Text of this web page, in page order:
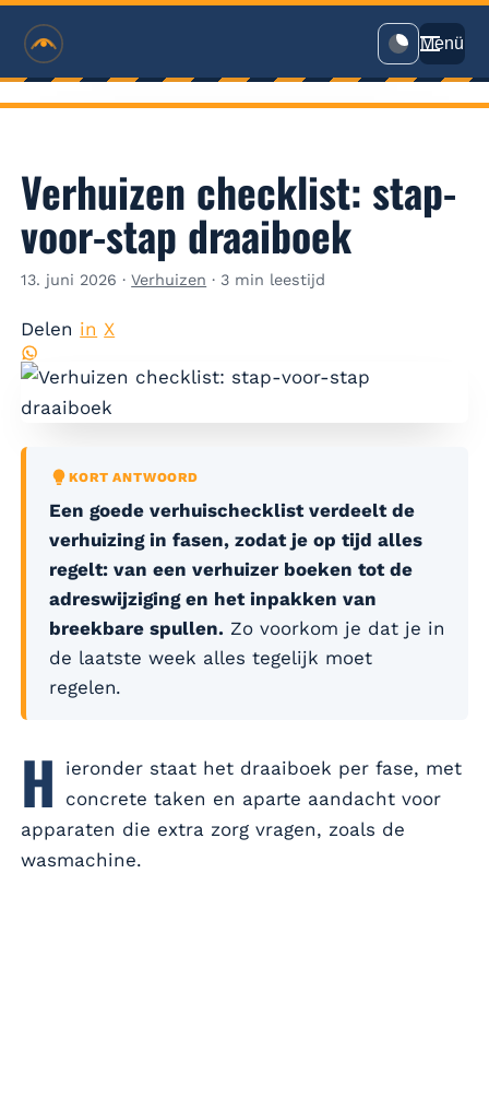
Menü
Verhuizen checklist: stap-
voor-stap draaiboek
13. juni 2026 ·Verhuizen · 3 min leestijd
Delen in X
KORT ANTWOORD
Een goede verhuischecklist verdeelt de
verhuizing in fasen, zodat je op tijd alles
regelt: van een verhuizer boeken tot de
adreswijziging en het inpakken van
breekbare spullen. Zo voorkom je dat je in
de laatste week alles tegelijk moet
regelen.
H
ieronder staat het draaiboek per fase, met
concrete taken en aparte aandacht voor
apparaten die extra zorg vragen, zoals de
wasmachine.